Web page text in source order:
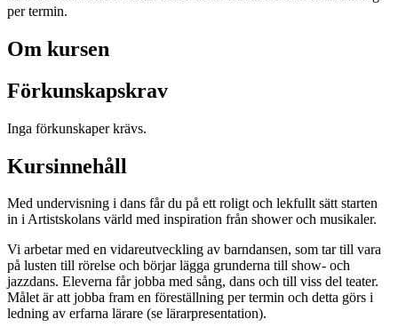
per termin.
Om kursen
Förkunskapskrav
Inga förkunskaper krävs.
Kursinnehåll
Med undervisning i dans får du på ett roligt och lekfullt sätt starten
in i Artistskolans värld med inspiration från shower och musikaler.
Vi arbetar med en vidareutveckling av barndansen, som tar till vara
på lusten till rörelse och börjar lägga grunderna till show- och
jazzdans. Eleverna får jobba med sång, dans och till viss del teater.
Målet är att jobba fram en föreställning per termin och detta görs i
ledning av erfarna lärare (se lärarpresentation).